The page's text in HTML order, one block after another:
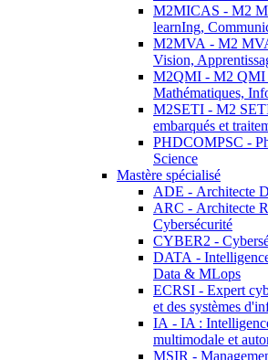
M2MICAS - M2
learnIng,
M2MVA - M2
Vision,
M2QMI - M2 QMI
Mathématiques,
M2SETI - M2
embarqués et
PHDCOMPSC -
Science
Mastère spécialisé
ADE - Architecte
ARC - Architecte
Cybersécurité
CYBER2 -
DATA -
Data & MLops
ECRSI - Expert
et des systèmes
IA - IA :
multimodale et
MSIR -